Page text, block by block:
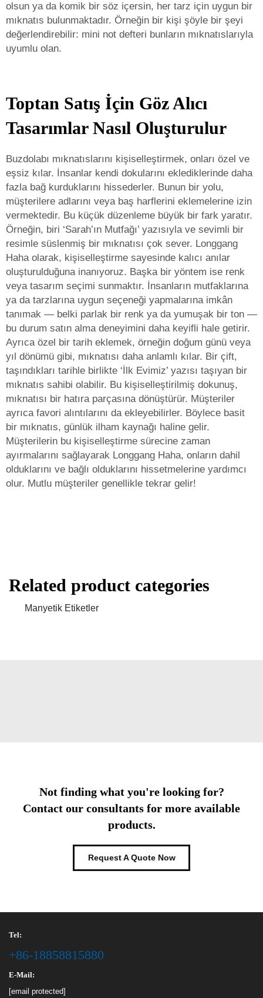
olsun ya da komik bir söz içersin, her tarz için uygun bir
mıknatıs bulunmaktadır. Örneğin bir kişi şöyle bir şeyi
değerlendirebilir: mini not defteri bunların mıknatıslarıyla
uyumlu olan.
Toptan Satış İçin Göz Alıcı
Tasarımlar Nasıl Oluşturulur
Buzdolabı mıknatıslarını kişiselleştirmek, onları özel ve
eşsiz kılar. İnsanlar kendi dokularını eklediklerinde daha
fazla bağ kurduklarını hissederler. Bunun bir yolu,
müşterilere adlarını veya baş harflerini eklemelerine izin
vermektedir. Bu küçük düzenleme büyük bir fark yaratır.
Örneğin, biri ‘Sarah’ın Mutfağı’ yazısıyla ve sevimli bir
resimle süslenmiş bir mıknatısı çok sever. Longgang
Haha olarak, kişiselleştirme sayesinde kalıcı anılar
oluşturulduğuna inanıyoruz. Başka bir yöntem ise renk
veya tasarım seçimi sunmaktır. İnsanların mutfaklarına
ya da tarzlarına uygun seçeneği yapmalarına imkân
tanımak — belki parlak bir renk ya da yumuşak bir ton —
bu durum satın alma deneyimini daha keyifli hale getirir.
Ayrıca özel bir tarih eklemek, örneğin doğum günü veya
yıl dönümü gibi, mıknatısı daha anlamlı kılar. Bir çift,
taşındıkları tarihle birlikte ‘İlk Evimiz’ yazısı taşıyan bir
mıknatıs sahibi olabilir. Bu kişiselleştirilmiş dokunuş,
mıknatısı bir hatıra parçasına dönüştürür. Müşteriler
ayrıca favori alıntılarını da ekleyebilirler. Böylece basit
bir mıknatıs, günlük ilham kaynağı haline gelir.
Müşterilerin bu kişiselleştirme sürecine zaman
ayırmalarını sağlayarak Longgang Haha, onların dahil
olduklarını ve bağlı olduklarını hissetmelerine yardımcı
olur. Mutlu müşteriler genellikle tekrar gelir!
Related product categories
Manyetik Etiketler
Not finding what you're looking for?
Contact our consultants for more available
products.
Request A Quote Now
Tel:
+86-18858815880
E-Mail:
[email protected]